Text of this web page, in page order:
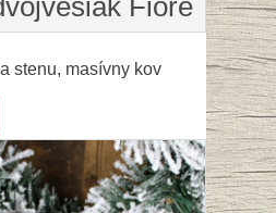
Fiore
stenu, masívny kov